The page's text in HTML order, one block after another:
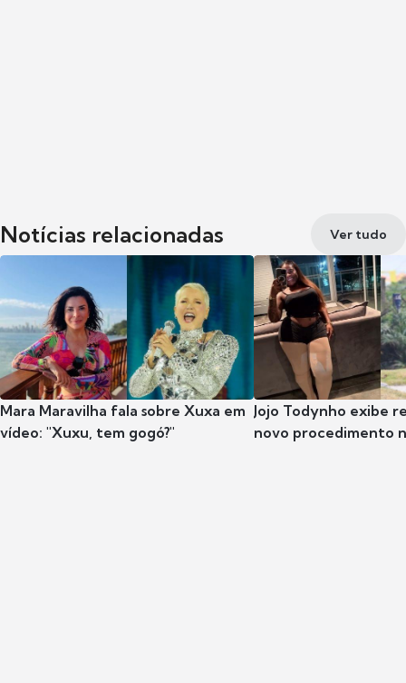
Notícias relacionadas Ver tudo
Mara Maravilha fala sobre Xuxa em
vídeo: "Xuxu, tem gogó?"
Jojo Todynho exibe
novo procedimento